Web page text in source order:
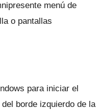
menú de
o pantallas
para iniciar el
borde izquierdo de la